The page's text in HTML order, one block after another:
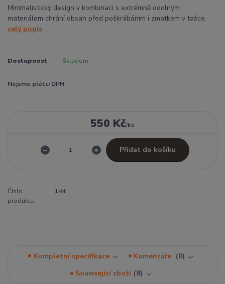
Minimalistický design v kombinaci s extrémně odolným
materiálem chrání obsah před poškrábáním i zmatkem v tašce.
celý popis
Dostupnost Skladem
Nejsme plátci DPH
550 Kč/ks
Přidat do košíku
Číslo
produktu:
144
Kompletní specifikace Komentáře
0
Související zboží 8